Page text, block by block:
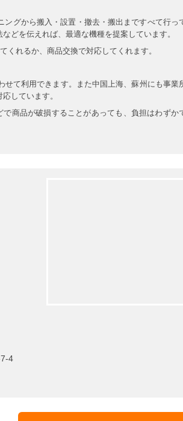
グから搬入・設置・撤去・搬出まですべて行っ
どを伝えれば、最適な機種を提案しています。
くれるか、商品交換で対応してくれます。
せて利用できます。また中国上海、蘇州にも事業
しています。
商品が破損することがあっても、負担はわずか
4